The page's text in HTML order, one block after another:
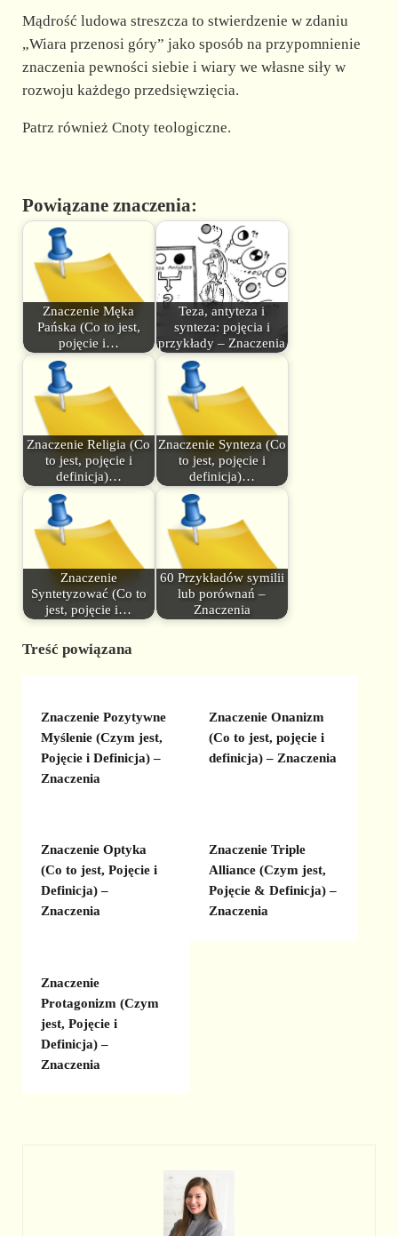
Mądrość ludowa streszcza to stwierdzenie w zdaniu
„Wiara przenosi góry” jako sposób na przypomnienie
znaczenia pewności siebie i wiary we własne siły w
rozwoju każdego przedsięwzięcia.
Patrz również Cnoty teologiczne.
Powiązane znaczenia:
Znaczenie Męka
Pańska (Co to jest,
pojęcie i…
Teza, antyteza i
synteza: pojęcia i
przykłady – Znaczenia
Znaczenie Religia (Co
to jest, pojęcie i
definicja)…
Znaczenie Synteza (Co
to jest, pojęcie i
definicja)…
Znaczenie
Syntetyzować (Co to
jest, pojęcie i…
60 Przykładów symilii
lub porównań –
Znaczenia
Treść powiązana
Znaczenie Pozytywne
Myślenie (Czym jest,
Pojęcie i Definicja) –
Znaczenia
Znaczenie Onanizm
(Co to jest, pojęcie i
definicja) – Znaczenia
Znaczenie Optyka
(Co to jest, Pojęcie i
Definicja) –
Znaczenia
Znaczenie Triple
Alliance (Czym jest,
Pojęcie & Definicja) –
Znaczenia
Znaczenie
Protagonizm (Czym
jest, Pojęcie i
Definicja) –
Znaczenia